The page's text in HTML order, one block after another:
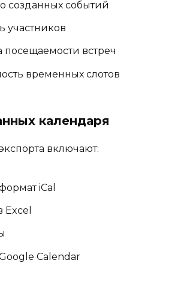
созданных событий
участников
посещаемости встреч
временных слотов
календаря
включают:
iCal
Excel
Calendar